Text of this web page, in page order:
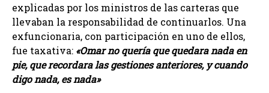
explicadas por los ministros de las carteras que
llevaban la responsabilidad de continuarlos. Una
exfuncionaria, con participación en uno de ellos,
fue taxativa: «Omar no quería que quedara nada en
pie, que recordara las gestiones anteriores, y cuando
digo nada, es nada»